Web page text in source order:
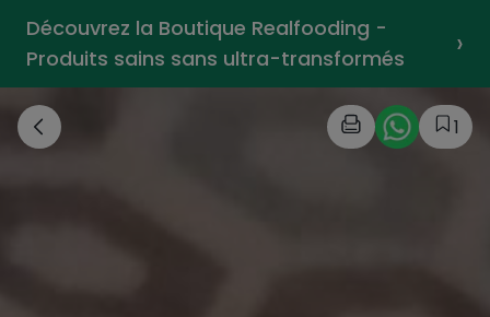
Découvrez la Boutique Realfooding -
Produits sains sans ultra-transformés
›
1